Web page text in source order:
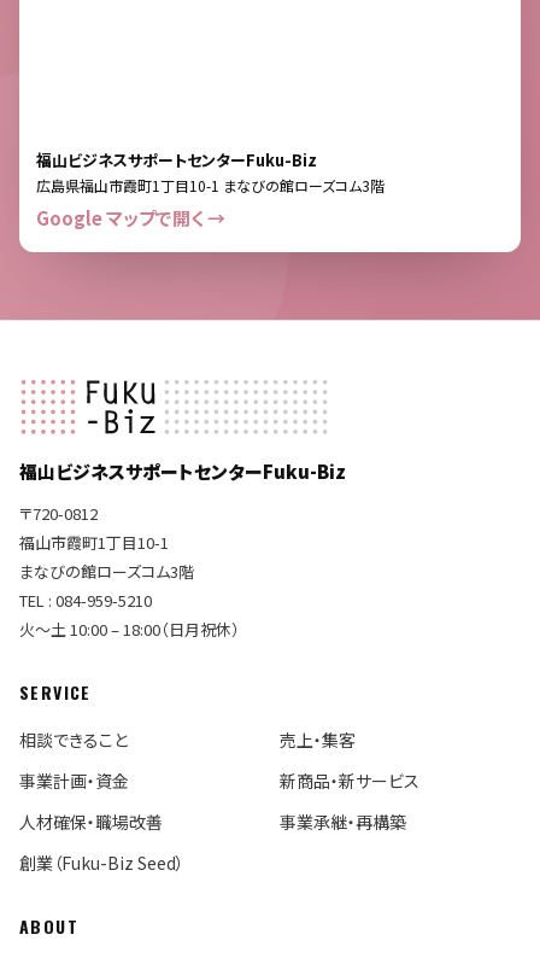
福山ビジネスサポートセンターFuku-Biz
広島県福山市霞町1丁目10-1 まなびの館ローズコム3階
Google マップで開く →
福山ビジネスサポートセンターFuku-Biz
〒720-0812
福山市霞町1丁目10-1
まなびの館ローズコム3階
TEL : 084-959-5210
火〜土 10:00 – 18:00（日月祝休）
SERVICE
相談できること
売上・集客
事業計画・資金
新商品・新サービス
人材確保・職場改善
事業承継・再構築
創業（Fuku-Biz Seed）
ABOUT